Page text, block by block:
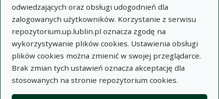
odwiedzających oraz obsługi udogodnień dla
zalogowanych użytkowników. Korzystanie z serwisu
repozytorium.up.lublin.pl oznacza zgodę na
wykorzystywanie plików cookies. Ustawienia obsługi
plików cookies można zmienić w swojej przeglądarce.
Brak zmian tych ustawień oznacza akceptację dla
stosowanych na stronie repozytorium cookies.
Indeksy
Akcje na kolekcjach Wyczyść Zaznacz wszystko
Kolekcje(automatyczne przeładowanie treści)
Publikacje naukowe
Materiały audiowizualne